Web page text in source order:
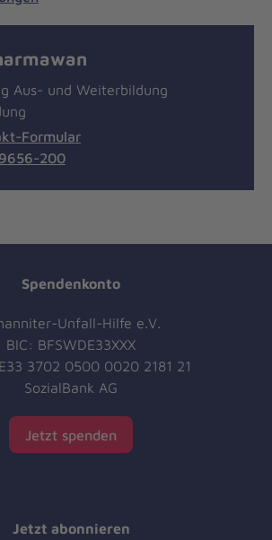
Aus- und Weiterbildung
Formular
200
Spendenkonto
Unfall-Hilfe e.V.
BIC: BFSWDE33XXX
3702 0500 0020 2181 21
SozialBank AG
Jetzt spenden
Jetzt abonnieren